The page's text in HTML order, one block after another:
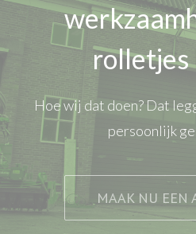
rolletjes
Hoe wij dat doen? Dat
persoonlijk
MAAK NU EEN